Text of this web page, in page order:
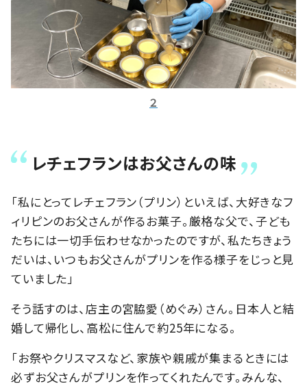
２
レチェフランはお父さんの味
「私にとってレチェフラン（プリン）といえば、大好きなフ
ィリピンのお父さんが作るお菓子。厳格な父で、子ども
たちには一切手伝わせなかったのですが、私たちきょう
だいは、いつもお父さんがプリンを作る様子をじっと見
ていました」
そう話すのは、店主の宮脇愛（めぐみ）さん。日本人と結
婚して帰化し、高松に住んで約25年になる。
「お祭やクリスマスなど、家族や親戚が集まるときには
必ずお父さんがプリンを作ってくれたんです。みんな、